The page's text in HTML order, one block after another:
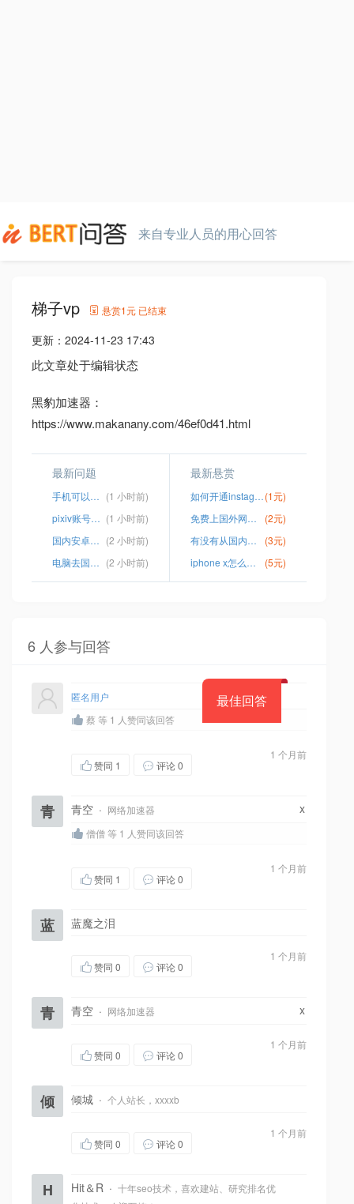
来自专业人员的用心回答
梯子vp 悬赏1元 已结束
更新： 2024-11-23 17:43
此文章处于编辑状态
黑豹加速器：
https://www.makanany.com/46ef0d41.html
最新问题
手机可以用的fq (1 小时前)
pixiv账号密码分享2023 (1 小时前)
国内安卓怎么用ins (2 小时前)
电脑去国外网站加速软件 (2 小时前)
最新悬赏
如何开通instagram(1元)
免费上国外网站加速器
(2元)
有没有从国内翻到国外的软件
(3元)
iphone x怎么上推特
(5元)
6 人参与回答
最佳回答
匿名用户
蔡 等 1 人赞同该回答
1 个月前
赞同 1 评论 0
青 青空 · 网络加速器 x
僧僧 等 1 人赞同该回答
1 个月前
赞同 1 评论 0
蓝 蓝魔之泪
1 个月前
赞同 0 评论 0
青 青空 · 网络加速器 x
1 个月前
赞同 0 评论 0
倾 倾城 · 个人站长，xxxxb
1 个月前
赞同 0 评论 0
H Hit＆R · 十年seo技术，喜欢建站、研究排名优